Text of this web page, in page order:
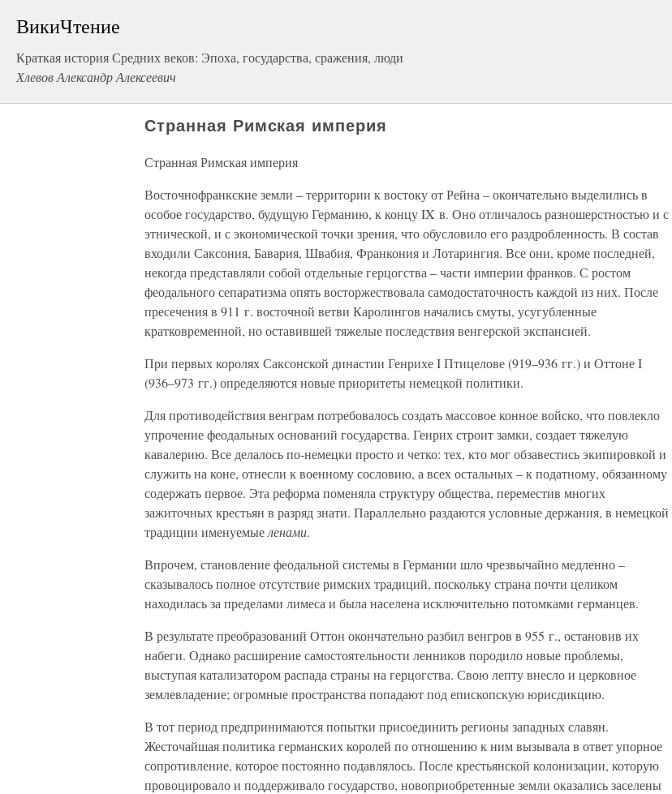
ВикиЧтение
Краткая история Средних веков: Эпоха, государства, сражения, люди
Хлевов Александр Алексеевич
Странная Римская империя
Странная Римская империя
Восточнофранкские земли – территории к востоку от Рейна – окончательно выделились в
особое государство, будущую Германию, к концу IX в. Оно отличалось разношерстностью и с
этнической, и с экономической точки зрения, что обусловило его раздробленность. В состав
входили Саксония, Бавария, Швабия, Франкония и Лотарингия. Все они, кроме последней,
некогда представляли собой отдельные герцогства – части империи франков. С ростом
феодального сепаратизма опять восторжествовала самодостаточность каждой из них. После
пресечения в 911 г. восточной ветви Каролингов начались смуты, усугубленные
кратковременной, но оставившей тяжелые последствия венгерской экспансией.
При первых королях Саксонской династии Генрихе I Птицелове (919–936 гг.) и Оттоне I
(936–973 гг.) определяются новые приоритеты немецкой политики.
Для противодействия венграм потребовалось создать массовое конное войско, что повлекло
упрочение феодальных оснований государства. Генрих строит замки, создает тяжелую
кавалерию. Все делалось по-немецки просто и четко: тех, кто мог обзавестись экипировкой и
служить на коне, отнесли к военному сословию, а всех остальных – к податному, обязанному
содержать первое. Эта реформа поменяла структуру общества, переместив многих
зажиточных крестьян в разряд знати. Параллельно раздаются условные держания, в немецкой
традиции именуемыеленами.
Впрочем, становление феодальной системы в Германии шло чрезвычайно медленно –
сказывалось полное отсутствие римских традиций, поскольку страна почти целиком
находилась за пределами лимеса и была населена исключительно потомками германцев.
В результате преобразований Оттон окончательно разбил венгров в 955 г., остановив их
набеги. Однако расширение самостоятельности ленников породило новые проблемы,
выступая катализатором распада страны на герцогства. Свою лепту внесло и церковное
землевладение; огромные пространства попадают под епископскую юрисдикцию.
В тот период предпринимаются попытки присоединить регионы западных славян.
Жесточайшая политика германских королей по отношению к ним вызывала в ответ упорное
сопротивление, которое постоянно подавлялось. После крестьянской колонизации, которую
провоцировало и поддерживало государство, новоприобретенные земли оказались заселены